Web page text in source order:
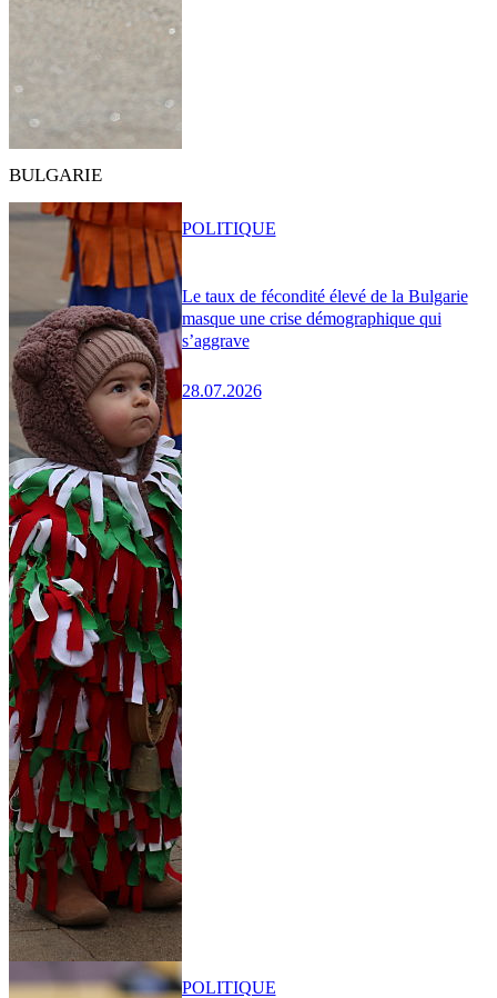
BULGARIE
Le taux de fécondité élevé de la Bulgarie
masque une crise démographique qui
s’aggrave
28.07.2026
POLITIQUE
POLITIQUE